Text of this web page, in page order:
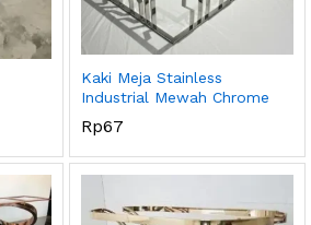
Kaki Meja Stainless
Industrial Mewah Chrome
Rp67